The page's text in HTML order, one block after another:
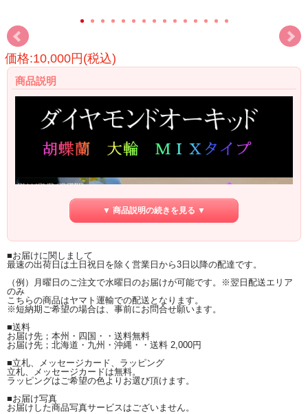
価格:10,000円(税込)
商品説明
▼ 商品説明の続きを見る ▼
■お届けに関しまして
最速の出荷日は土日祝日を除く営業日から3日以降の配達です。
（例）月曜日のご注文で水曜日のお届けが可能です。※翌日配送エリア
のみ
こちらの商品はヤマト運輸での配送となります。
※短納期ご希望の場合は、事前にお問合せ願います。
■送料
お届け先；本州・四国・・送料無料
お届け先；北海道・九州・沖縄・・送料 2,000円
■立札、メッセージカード、ラッピング
立札、メッセージカードは無料。
ラッピングはご希望の色よりお選び頂けます。
■お届け写真
お届けした商品写真サービスはございません。